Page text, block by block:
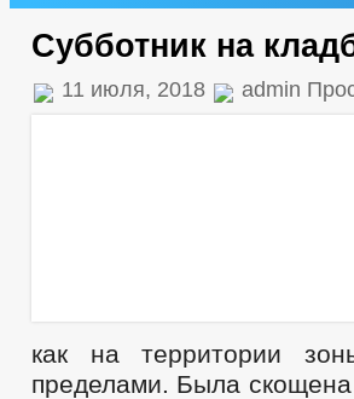
Субботник на
11 июля, 2018 admin
как на территории
пределами. Была